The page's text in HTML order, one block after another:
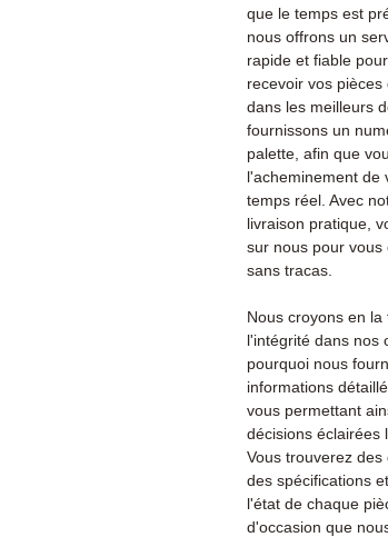
que le temps est
nous offrons un
rapide et fiable
recevoir vos
dans les meilleurs
fournissons un
palette, afin que
l'acheminement de
temps réel. Avec
livraison pratique,
sur nous pour
sans tracas.
Nous croyons en
l'intégrité dans nos
pourquoi nous
informations
vous permettant
décisions éclairées
Vous trouverez des
des spécifications
l'état de chaque
d'occasion que